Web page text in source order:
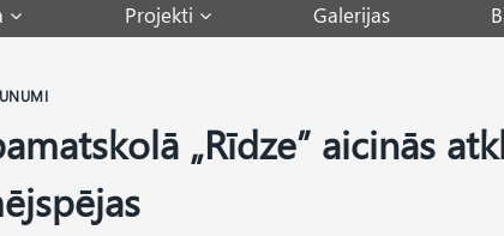
Projekti Galerijas
„Rīdze” aicinās